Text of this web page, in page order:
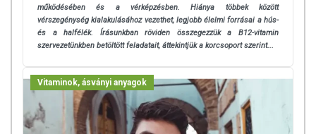
működésében és a vérképzésben. Hiánya többek között
vérszegénység kialakulásához vezethet, legjobb élelmi forrásai a hús-
és a halfélék. Írásunkban röviden összegezzük a B12-vitamin
szervezetünkben betöltött feladatait, áttekintjük a korcsoport szerint...
Vitaminok, ásványi anyagok